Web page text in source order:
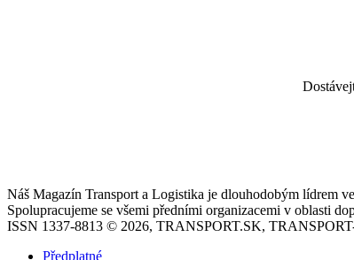
Náš Magazín Transport a Logistika je dlouhodobým lídrem
Spolupracujeme se všemi předními organizacemi v oblasti
ISSN 1337-8813 © 2026, TRANSPORT.SK,
Předplatné